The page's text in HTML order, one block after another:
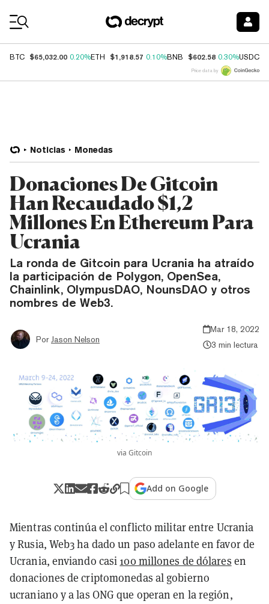
BTC $65,032.00 0.20%ETH $1,918.57 0.10%BNB $602.58 0.30%USDC
Price data by
Noticias Monedas
Donaciones De Gitcoin
Han Recaudado $1,2
Millones En Ethereum Para
Ucrania
La ronda de Gitcoin para Ucrania ha atraído
la participación de Polygon, OpenSea,
Chainlink, OlympusDAO, NounsDAO y otros
nombres de Web3.
Por Jason Nelson
Mar 18, 2022
3 min lectura
via Gitcoin
Add on Google
Mientras continúa el conflicto militar entre Ucrania
y Rusia, Web3 ha dado un paso adelante en favor de
Ucrania, enviando casi 100 millones de dólares en
donaciones de criptomonedas al gobierno
ucraniano y a las ONG que operan en la región,